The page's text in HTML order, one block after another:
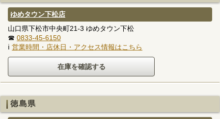
ゆめタウン下松店
山口県下松市中央町21-3 ゆめタウン下松
☎ 0833-45-6150
ℹ 営業時間・店休日・アクセス情報はこちら
徳島県